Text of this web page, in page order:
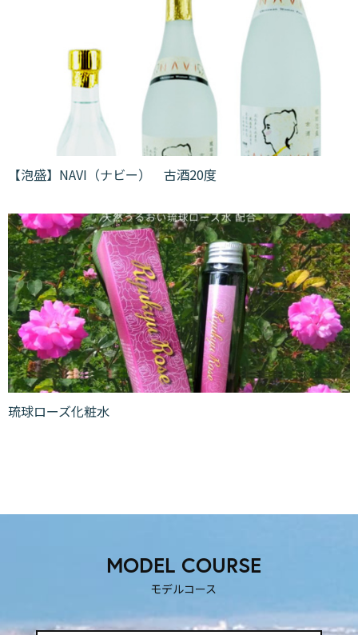
【泡盛】NAVI（ナビー） 古酒20度
琉球ローズ化粧水
MODEL COURSE
モデルコース